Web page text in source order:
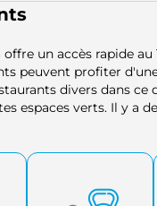
offre un accès rapide au
peuvent profiter
divers dans ce
espaces verts. Il y a
ainsi que des
Il dispose
Des équipements